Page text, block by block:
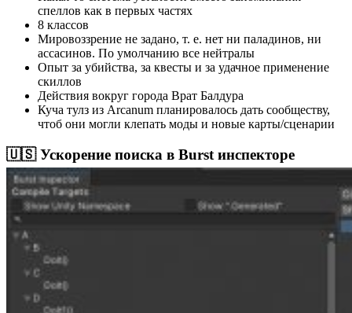
спеллов как в первых частях
8 классов
Мировоззрение не задано, т. е. нет ни паладинов, ни
ассасинов. По умолчанию все нейтралы
Опыт за убийства, за квесты и за удачное применение
скиллов
Действия вокруг города Врат Балдура
Куча тулз из Arcanum планировалось дать сообществу,
чтоб они могли клепать моды и новые карты/сценарии
🇺🇸 Ускорение поиска в Burst инспекторе